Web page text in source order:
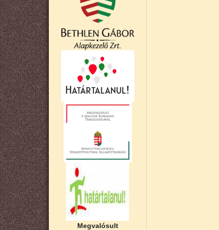
Megvalósult